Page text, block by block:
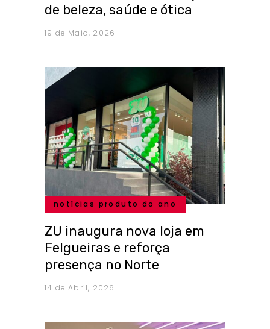
de beleza, saúde e ótica
19 de Maio, 2026
notícias produto do ano
ZU inaugura nova loja em
Felgueiras e reforça
presença no Norte
14 de Abril, 2026